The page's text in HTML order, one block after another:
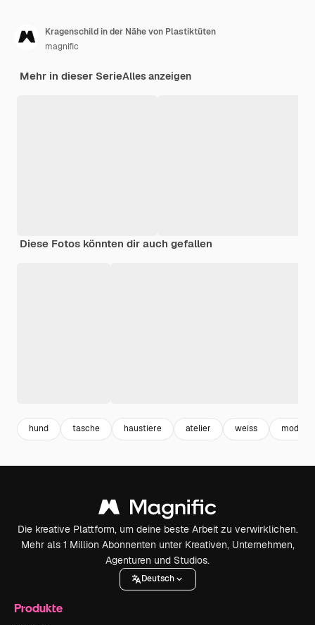
Kragenschild in der Nähe von Plastiktüten
magnific
Mehr in dieser SerieAlles anzeigen
Diese Fotos könnten dir auch gefallen
hund tasche haustiere atelier weiss mode
Die kreative Plattform, um deine beste Arbeit zu verwirklichen.
Mehr als 1 Million Abonnenten unter Kreativen, Unternehmen,
Agenturen und Studios.
Deutsch
Produkte